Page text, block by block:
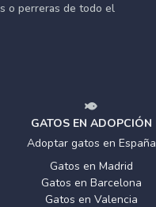
o perreras de todo el
GATOS EN ADOPCIÓN
Adoptar gatos en España
Gatos en Madrid
Gatos en Barcelona
Gatos en Valencia